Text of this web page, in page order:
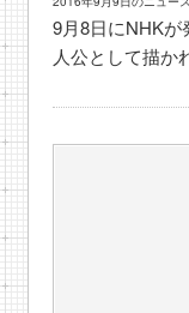
9月8日にNHKが
人公として描か